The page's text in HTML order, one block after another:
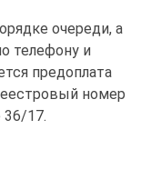
очереди, а
телефону и
предоплата
номер
36/17.